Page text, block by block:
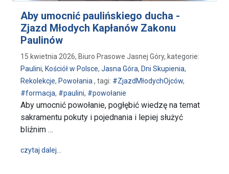
Aby umocnić paulińskiego ducha -
Zjazd Młodych Kapłanów Zakonu
Paulinów
15 kwietnia 2026, Biuro Prasowe Jasnej Góry, kategorie:
Paulini, Kościół w Polsce, Jasna Góra, Dni Skupienia,
Rekolekcje, Powołania , tagi: #ZjazdMłodychOjców,
#formacja, #paulini, #powołanie
Aby umocnić powołanie, pogłębić wiedzę na temat
sakramentu pokuty i pojednania i lepiej służyć
bliźnim …
czytaj dalej…